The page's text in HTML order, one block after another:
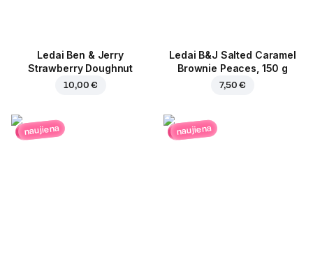
Ledai Ben & Jerry
Strawberry Doughnut
10,00 €
Ledai B&J Salted Caramel
Brownie Peaces, 150 g
7,50 €
naujiena naujiena